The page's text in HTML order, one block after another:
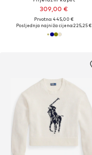
309,00 €
Prvotno: 445,00 €
Posljednja najniža cijena:225,25 €